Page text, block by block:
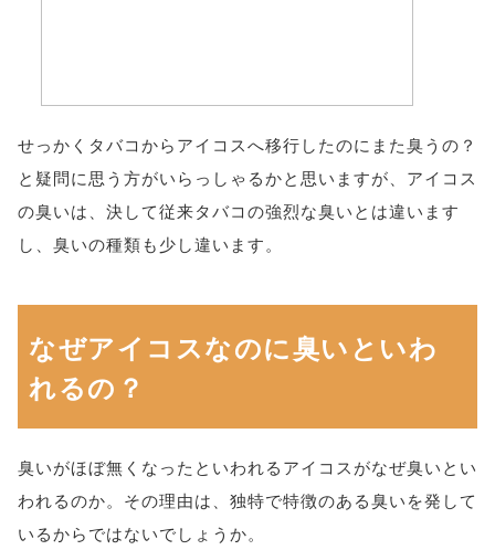
せっかくタバコからアイコスへ移行したのにまた臭うの？
と疑問に思う方がいらっしゃるかと思いますが、アイコス
の臭いは、決して従来タバコの強烈な臭いとは違います
し、臭いの種類も少し違います。
なぜアイコスなのに臭いといわ
れるの？
臭いがほぼ無くなったといわれるアイコスがなぜ臭いとい
われるのか。その理由は、独特で特徴のある臭いを発して
いるからではないでしょうか。